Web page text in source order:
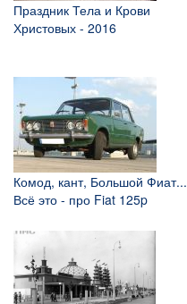
Праздник Тела и Крови
Христовых - 2016
Комод, кант, Большой Фиат...
Всё это - про Fiat 125p